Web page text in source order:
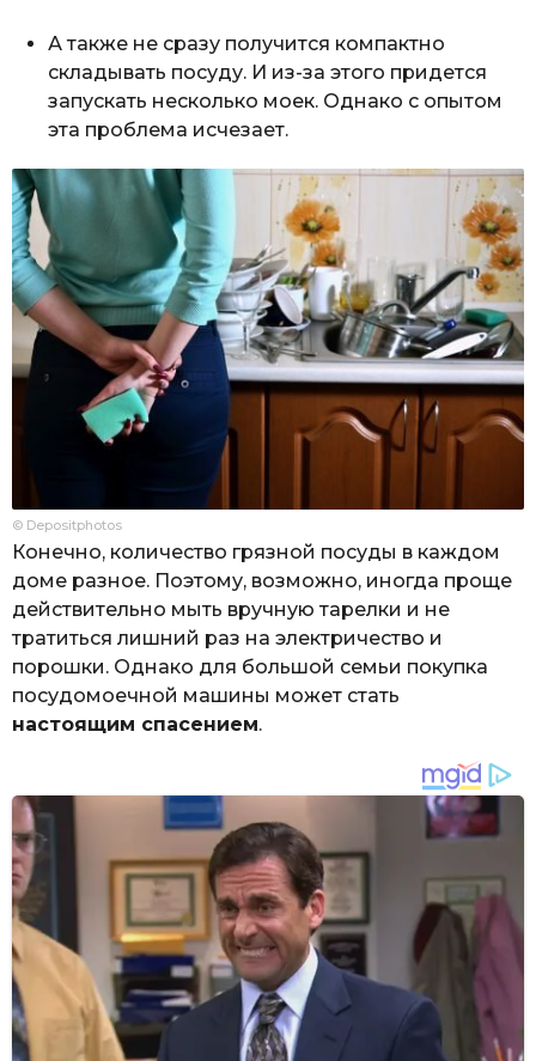
А также не сразу получится компактно
складывать посуду. И из-за этого придется
запускать несколько моек. Однако с опытом
эта проблема исчезает.
© Depositphotos
Конечно, количество грязной посуды в каждом
доме разное. Поэтому, возможно, иногда проще
действительно мыть вручную тарелки и не
тратиться лишний раз на электричество и
порошки. Однако для большой семьи покупка
посудомоечной машины может стать
настоящим спасением.